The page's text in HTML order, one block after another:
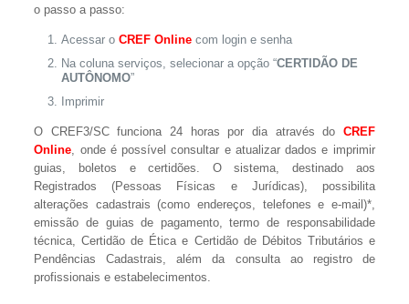
o passo a passo:
Acessar oCREF Online com login e senha
Na coluna serviços, selecionar a opção “CERTIDÃO DE
AUTÔNOMO”
Imprimir
O CREF3/SC funciona 24 horas por dia através do CREF
Online, onde é possível consultar e atualizar dados e imprimir
guias, boletos e certidões. O sistema, destinado aos
Registrados (Pessoas Físicas e Jurídicas), possibilita
alterações cadastrais (como endereços, telefones e e-mail)*,
emissão de guias de pagamento, termo de responsabilidade
técnica, Certidão de Ética e Certidão de Débitos Tributários e
Pendências Cadastrais, além da consulta ao registro de
profissionais e estabelecimentos.